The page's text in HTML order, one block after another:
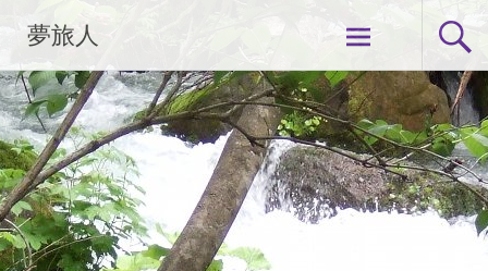
ン
ツ
へ
ス
キ
ッ
プ
夢旅人